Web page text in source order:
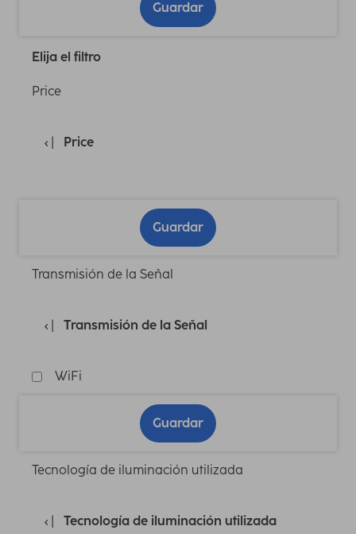
Guardar
Elija el filtro
Price
Price
Guardar
Transmisión de la Señal
Transmisión de la Señal
WiFi
Guardar
Tecnología de iluminación utilizada
Tecnología de iluminación utilizada